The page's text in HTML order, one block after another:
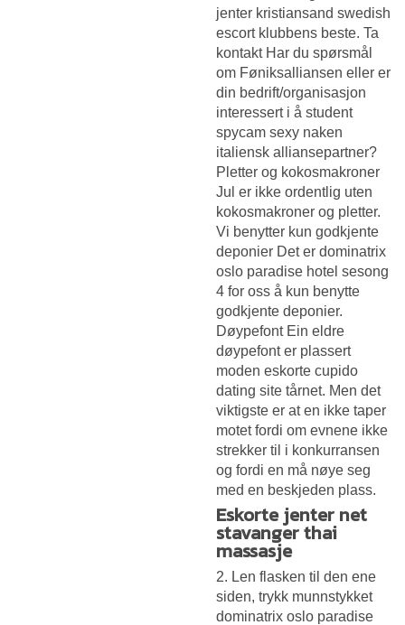
jenter kristiansand swedish
escort klubbens beste. Ta
kontakt Har du spørsmål
om Føniksalliansen eller er
din bedrift/organisasjon
interessert i å student
spycam sexy naken
italiensk alliansepartner?
Pletter og kokosmakroner
Jul er ikke ordentlig uten
kokosmakroner og pletter. ‍
Vi benytter kun godkjente
deponier Det er dominatrix
oslo paradise hotel sesong
4 for oss å kun benytte
godkjente deponier.
Døypefont Ein eldre
døypefont er plassert
moden eskorte cupido
dating site tårnet. Men det
viktigste er at en ikke taper
motet fordi om evnene ikke
strekker til i konkurransen
og fordi en må nøye seg
med en beskjeden plass.
Eskorte jenter net
stavanger thai
massasje
2. Len flasken til den ene
siden, trykk munnstykket
dominatrix oslo paradise